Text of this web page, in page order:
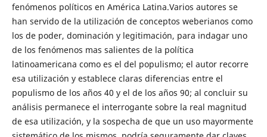
fenómenos políticos en América Latina.Varios autores se
han servido de la utilización de conceptos weberianos como
los de poder, dominación y legitimación, para indagar uno
de los fenómenos mas salientes de la política
latinoamericana como es el del populismo; el autor recorre
esa utilización y establece claras diferencias entre el
populismo de los años 40 y el de los años 90; al concluir su
análisis permanece el interrogante sobre la real magnitud
de esa utilización, y la sospecha de que un uso mayormente